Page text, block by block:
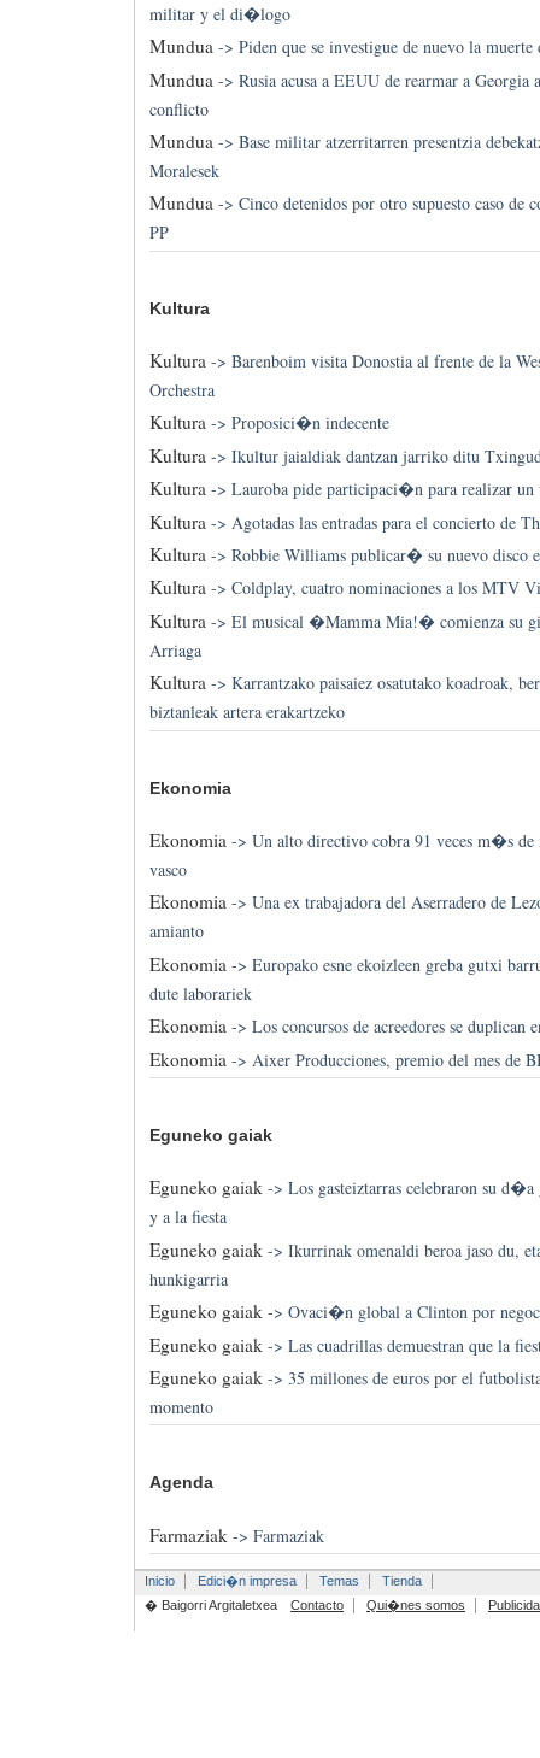
militar y el di�logo
Mundua-> Piden que se investigue de nuevo la
Mundua -> Rusia acusa a EEUU de rearmar a Georgia
conflicto
Mundua-> Base militar atzerritarren presentzia
Moralesek
Mundua-> Cinco detenidos por otro supuesto caso
PP
Kultura
Kultura-> Barenboim visita Donostia al frente de la
Orchestra
Kultura-> Proposici�n indecente
Kultura-> Ikultur jaialdiak dantzan jarriko ditu
Kultura-> Lauroba pide participaci�n para realizar un
Kultura -> Agotadas las entradas para el concierto de
Kultura-> Robbie Williams publicar� su nuevo disco
Kultura-> Coldplay, cuatro nominaciones a los MTV
Kultura-> El musical �Mamma Mia!� comienza su
Arriaga
Kultura-> Karrantzako paisaiez osatutako koadroak,
biztanleak artera erakartzeko
Ekonomia
Ekonomia-> Un alto directivo cobra 91 veces m�s de
vasco
Ekonomia-> Una ex trabajadora del Aserradero de
amianto
Ekonomia -> Europako esne ekoizleen greba gutxi
dute laborariek
Ekonomia-> Los concursos de acreedores se duplican
Ekonomia -> Aixer Producciones, premio del mes de
Eguneko gaiak
Eguneko gaiak-> Los gasteiztarras celebraron su d�a
y a la fiesta
Eguneko gaiak -> Ikurrinak omenaldi beroa jaso du,
hunkigarria
Eguneko gaiak-> Ovaci�n global a Clinton por
Eguneko gaiak -> Las cuadrillas demuestran que la
Eguneko gaiak-> 35 millones de euros por el
momento
Agenda
Farmaziak -> Farmaziak
Inicio Edici�n impresa Temas
Tienda
� Baigorri Argitaletxea
Contacto Qui�nes somos